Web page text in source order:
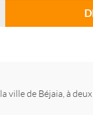
ville de Béjaia, à